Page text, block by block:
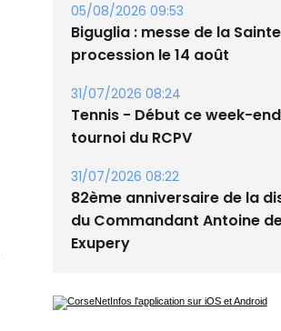
05/08/2026 09:53
Biguglia : messe de la
procession le 14 août
31/07/2026 08:24
Tennis - Début ce week-
tournoi du RCPV
31/07/2026 08:22
82ème anniversaire de la
du Commandant Antoine
Exupery